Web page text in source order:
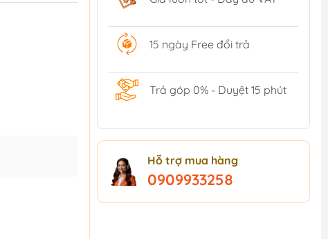
15 ngày Free đổi trả
Trả góp 0% - Duyệt 15 phút
Hỗ trợ mua hàng
0909933258